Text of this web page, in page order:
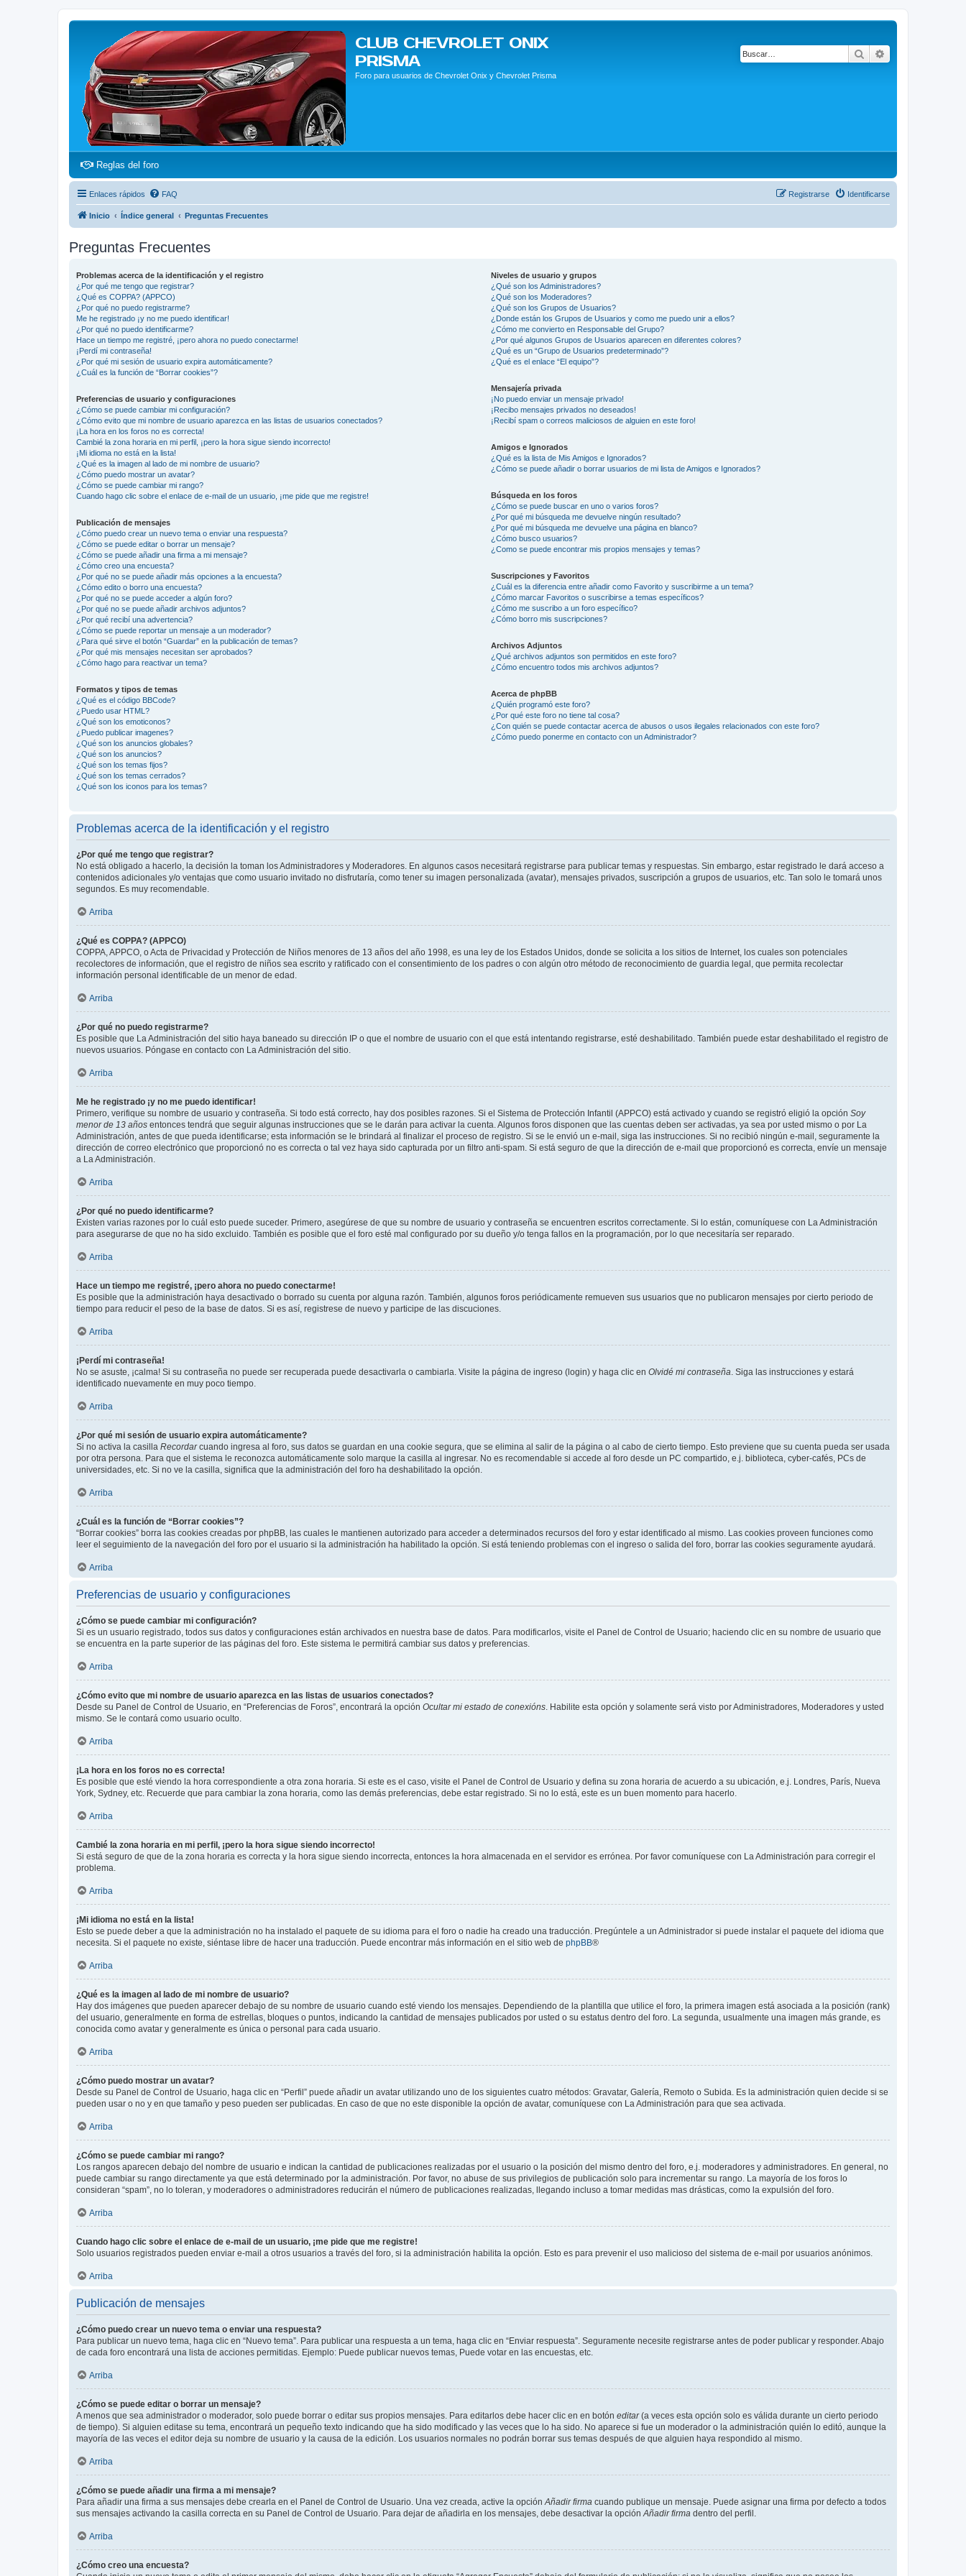
CLUB CHEVROLET ONIX
PRISMA
Foro para usuarios de Chevrolet Onix y Chevrolet Prisma
Buscar
Reglas del foro(Opens a new tab)
Enlaces rápidos FAQ Identificarse
Registrarse
Inicio Índice general Preguntas Frecuentes
Preguntas Frecuentes
Problemas acerca de la identificación y el registro
¿Por qué me tengo que registrar?
¿Qué es COPPA? (APPCO)
¿Por qué no puedo registrarme?
Me he registrado ¡y no me puedo identificar!
¿Por qué no puedo identificarme?
Hace un tiempo me registré, ¡pero ahora no puedo conectarme!
¡Perdí mi contraseña!
¿Por qué mi sesión de usuario expira automáticamente?
¿Cuál es la función de “Borrar cookies”?
Preferencias de usuario y configuraciones
¿Cómo se puede cambiar mi configuración?
¿Cómo evito que mi nombre de usuario aparezca en las listas de usuarios conectados?
¡La hora en los foros no es correcta!
Cambié la zona horaria en mi perfil, ¡pero la hora sigue siendo incorrecto!
¡Mi idioma no está en la lista!
¿Qué es la imagen al lado de mi nombre de usuario?
¿Cómo puedo mostrar un avatar?
¿Cómo se puede cambiar mi rango?
Cuando hago clic sobre el enlace de e-mail de un usuario, ¡me pide que me registre!
Publicación de mensajes
¿Cómo puedo crear un nuevo tema o enviar una respuesta?
¿Cómo se puede editar o borrar un mensaje?
¿Cómo se puede añadir una firma a mi mensaje?
¿Cómo creo una encuesta?
¿Por qué no se puede añadir más opciones a la encuesta?
¿Cómo edito o borro una encuesta?
¿Por qué no se puede acceder a algún foro?
¿Por qué no se puede añadir archivos adjuntos?
¿Por qué recibí una advertencia?
¿Cómo se puede reportar un mensaje a un moderador?
¿Para qué sirve el botón “Guardar” en la publicación de temas?
¿Por qué mis mensajes necesitan ser aprobados?
¿Cómo hago para reactivar un tema?
Formatos y tipos de temas
¿Qué es el código BBCode?
¿Puedo usar HTML?
¿Qué son los emoticonos?
¿Puedo publicar imagenes?
¿Qué son los anuncios globales?
¿Qué son los anuncios?
¿Qué son los temas fijos?
¿Qué son los temas cerrados?
¿Qué son los iconos para los temas?
Niveles de usuario y grupos
¿Qué son los Administradores?
¿Qué son los Moderadores?
¿Qué son los Grupos de Usuarios?
¿Donde están los Grupos de Usuarios y como me puedo unir a ellos?
¿Cómo me convierto en Responsable del Grupo?
¿Por qué algunos Grupos de Usuarios aparecen en diferentes colores?
¿Qué es un “Grupo de Usuarios predeterminado”?
¿Qué es el enlace “El equipo”?
Mensajería privada
¡No puedo enviar un mensaje privado!
¡Recibo mensajes privados no deseados!
¡Recibí spam o correos maliciosos de alguien en este foro!
Amigos e Ignorados
¿Qué es la lista de Mis Amigos e Ignorados?
¿Cómo se puede añadir o borrar usuarios de mi lista de Amigos e Ignorados?
Búsqueda en los foros
¿Cómo se puede buscar en uno o varios foros?
¿Por qué mi búsqueda me devuelve ningún resultado?
¿Por qué mi búsqueda me devuelve una página en blanco?
¿Cómo busco usuarios?
¿Como se puede encontrar mis propios mensajes y temas?
Suscripciones y Favoritos
¿Cuál es la diferencia entre añadir como Favorito y suscribirme a un tema?
¿Cómo marcar Favoritos o suscribirse a temas específicos?
¿Cómo me suscribo a un foro específico?
¿Cómo borro mis suscripciones?
Archivos Adjuntos
¿Qué archivos adjuntos son permitidos en este foro?
¿Cómo encuentro todos mis archivos adjuntos?
Acerca de phpBB
¿Quién programó este foro?
¿Por qué este foro no tiene tal cosa?
¿Con quién se puede contactar acerca de abusos o usos ilegales relacionados con este foro?
¿Cómo puedo ponerme en contacto con un Administrador?
Problemas acerca de la identificación y el registro
¿Por qué me tengo que registrar?
No está obligado a hacerlo, la decisión la toman los Administradores y Moderadores. En algunos casos necesitará registrarse para publicar temas y respuestas. Sin embargo, estar registrado le dará acceso a
contenidos adicionales y/o ventajas que como usuario invitado no disfrutaría, como tener su imagen personalizada (avatar), mensajes privados, suscripción a grupos de usuarios, etc. Tan solo le tomará unos
segundos. Es muy recomendable.
Arriba
¿Qué es COPPA? (APPCO)
COPPA, APPCO, o Acta de Privacidad y Protección de Niños menores de 13 años del año 1998, es una ley de los Estados Unidos, donde se solicita a los sitios de Internet, los cuales son potenciales
recolectores de información, que el registro de niños sea escrito y ratificado con el consentimiento de los padres o con algún otro método de reconocimiento de guardia legal, que permita recolectar
información personal identificable de un menor de edad.
Arriba
¿Por qué no puedo registrarme?
Es posible que La Administración del sitio haya baneado su dirección IP o que el nombre de usuario con el que está intentando registrarse, esté deshabilitado. También puede estar deshabilitado el registro de
nuevos usuarios. Póngase en contacto con La Administración del sitio.
Arriba
Me he registrado ¡y no me puedo identificar!
Primero, verifique su nombre de usuario y contraseña. Si todo está correcto, hay dos posibles razones. Si el Sistema de Protección Infantil (APPCO) está activado y cuando se registró eligió la opción Soy
menor de 13 años entonces tendrá que seguir algunas instrucciones que se le darán para activar la cuenta. Algunos foros disponen que las cuentas deben ser activadas, ya sea por usted mismo o por La
Administración, antes de que pueda identificarse; esta información se le brindará al finalizar el proceso de registro. Si se le envió un e-mail, siga las instrucciones. Si no recibió ningún e-mail, seguramente la
dirección de correo electrónico que proporcionó no es correcta o tal vez haya sido capturada por un filtro anti-spam. Si está seguro de que la dirección de e-mail que proporcionó es correcta, envíe un mensaje
a La Administración.
Arriba
¿Por qué no puedo identificarme?
Existen varias razones por lo cuál esto puede suceder. Primero, asegúrese de que su nombre de usuario y contraseña se encuentren escritos correctamente. Si lo están, comuníquese con La Administración
para asegurarse de que no ha sido excluido. También es posible que el foro esté mal configurado por su dueño y/o tenga fallos en la programación, por lo que necesitaría ser reparado.
Arriba
Hace un tiempo me registré, ¡pero ahora no puedo conectarme!
Es posible que la administración haya desactivado o borrado su cuenta por alguna razón. También, algunos foros periódicamente remueven sus usuarios que no publicaron mensajes por cierto periodo de
tiempo para reducir el peso de la base de datos. Si es así, registrese de nuevo y participe de las discuciones.
Arriba
¡Perdí mi contraseña!
No se asuste, ¡calma! Si su contraseña no puede ser recuperada puede desactivarla o cambiarla. Visite la página de ingreso (login) y haga clic en Olvidé mi contraseña. Siga las instrucciones y estará
identificado nuevamente en muy poco tiempo.
Arriba
¿Por qué mi sesión de usuario expira automáticamente?
Si no activa la casilla Recordarcuando ingresa al foro, sus datos se guardan en una cookie segura, que se elimina al salir de la página o al cabo de cierto tiempo. Esto previene que su cuenta pueda ser usada
por otra persona. Para que el sistema le reconozca automáticamente solo marque la casilla al ingresar. No es recomendable si accede al foro desde un PC compartido, e.j. biblioteca, cyber-cafés, PCs de
universidades, etc. Si no ve la casilla, significa que la administración del foro ha deshabilitado la opción.
Arriba
¿Cuál es la función de “Borrar cookies”?
“Borrar cookies” borra las cookies creadas por phpBB, las cuales le mantienen autorizado para acceder a determinados recursos del foro y estar identificado al mismo. Las cookies proveen funciones como
leer el seguimiento de la navegación del foro por el usuario si la administración ha habilitado la opción. Si está teniendo problemas con el ingreso o salida del foro, borrar las cookies seguramente ayudará.
Arriba
Preferencias de usuario y configuraciones
¿Cómo se puede cambiar mi configuración?
Si es un usuario registrado, todos sus datos y configuraciones están archivados en nuestra base de datos. Para modificarlos, visite el Panel de Control de Usuario; haciendo clic en su nombre de usuario que
se encuentra en la parte superior de las páginas del foro. Este sistema le permitirá cambiar sus datos y preferencias.
Arriba
¿Cómo evito que mi nombre de usuario aparezca en las listas de usuarios conectados?
Desde su Panel de Control de Usuario, en “Preferencias de Foros”, encontrará la opción Ocultar mi estado de conexións. Habilite esta opción y solamente será visto por Administradores, Moderadores y usted
mismo. Se le contará como usuario oculto.
Arriba
¡La hora en los foros no es correcta!
Es posible que esté viendo la hora correspondiente a otra zona horaria. Si este es el caso, visite el Panel de Control de Usuario y defina su zona horaria de acuerdo a su ubicación, e.j. Londres, París, Nueva
York, Sydney, etc. Recuerde que para cambiar la zona horaria, como las demás preferencias, debe estar registrado. Si no lo está, este es un buen momento para hacerlo.
Arriba
Cambié la zona horaria en mi perfil, ¡pero la hora sigue siendo incorrecto!
Si está seguro de que de la zona horaria es correcta y la hora sigue siendo incorrecta, entonces la hora almacenada en el servidor es errónea. Por favor comuníquese con La Administración para corregir el
problema.
Arriba
¡Mi idioma no está en la lista!
Esto se puede deber a que la administración no ha instalado el paquete de su idioma para el foro o nadie ha creado una traducción. Pregúntele a un Administrador si puede instalar el paquete del idioma que
necesita. Si el paquete no existe, siéntase libre de hacer una traducción. Puede encontrar más información en el sitio web de phpBB®
Arriba
¿Qué es la imagen al lado de mi nombre de usuario?
Hay dos imágenes que pueden aparecer debajo de su nombre de usuario cuando esté viendo los mensajes. Dependiendo de la plantilla que utilice el foro, la primera imagen está asociada a la posición (rank)
del usuario, generalmente en forma de estrellas, bloques o puntos, indicando la cantidad de mensajes publicados por usted o su estatus dentro del foro. La segunda, usualmente una imagen más grande, es
conocida como avatar y generalmente es única o personal para cada usuario.
Arriba
¿Cómo puedo mostrar un avatar?
Desde su Panel de Control de Usuario, haga clic en “Perfil” puede añadir un avatar utilizando uno de los siguientes cuatro métodos: Gravatar, Galería, Remoto o Subida. Es la administración quien decide si se
pueden usar o no y en que tamaño y peso pueden ser publicadas. En caso de que no este disponible la opción de avatar, comuníquese con La Administración para que sea activada.
Arriba
¿Cómo se puede cambiar mi rango?
Los rangos aparecen debajo del nombre de usuario e indican la cantidad de publicaciones realizadas por el usuario o la posición del mismo dentro del foro, e.j. moderadores y administradores. En general, no
puede cambiar su rango directamente ya que está determinado por la administración. Por favor, no abuse de sus privilegios de publicación solo para incrementar su rango. La mayoría de los foros lo
consideran “spam”, no lo toleran, y moderadores o administradores reducirán el número de publicaciones realizadas, llegando incluso a tomar medidas mas drásticas, como la expulsión del foro.
Arriba
Cuando hago clic sobre el enlace de e-mail de un usuario, ¡me pide que me registre!
Solo usuarios registrados pueden enviar e-mail a otros usuarios a través del foro, si la administración habilita la opción. Esto es para prevenir el uso malicioso del sistema de e-mail por usuarios anónimos.
Arriba
Publicación de mensajes
¿Cómo puedo crear un nuevo tema o enviar una respuesta?
Para publicar un nuevo tema, haga clic en “Nuevo tema”. Para publicar una respuesta a un tema, haga clic en “Enviar respuesta”. Seguramente necesite registrarse antes de poder publicar y responder. Abajo
de cada foro encontrará una lista de acciones permitidas. Ejemplo: Puede publicar nuevos temas, Puede votar en las encuestas, etc.
Arriba
¿Cómo se puede editar o borrar un mensaje?
A menos que sea administrador o moderador, solo puede borrar o editar sus propios mensajes. Para editarlos debe hacer clic en en botón editar(a veces esta opción solo es válida durante un cierto periodo
de tiempo). Si alguien editase su tema, encontrará un pequeño texto indicando que ha sido modificado y las veces que lo ha sido. No aparece si fue un moderador o la administración quién lo editó, aunque la
mayoría de las veces el editor deja su nombre de usuario y la causa de la edición. Los usuarios normales no podrán borrar sus temas después de que alguien haya respondido al mismo.
Arriba
¿Cómo se puede añadir una firma a mi mensaje?
Para añadir una firma a sus mensajes debe crearla en el Panel de Control de Usuario. Una vez creada, active la opciónAñadir firma cuando publique un mensaje. Puede asignar una firma por defecto a todos
sus mensajes activando la casilla correcta en su Panel de Control de Usuario. Para dejar de añadirla en los mensajes, debe desactivar la opciónAñadir firma dentro del perfil.
Arriba
¿Cómo creo una encuesta?